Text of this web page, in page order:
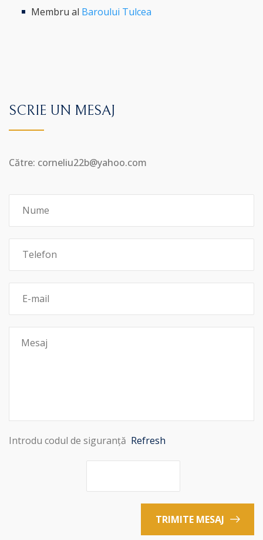
Membru al Baroului Tulcea
SCRIE UN MESAJ
Către: corneliu22b@yahoo.com
Introdu codul de siguranță Refresh
TRIMITE MESAJ